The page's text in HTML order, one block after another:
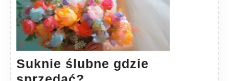
Suknie ślubne gdzie